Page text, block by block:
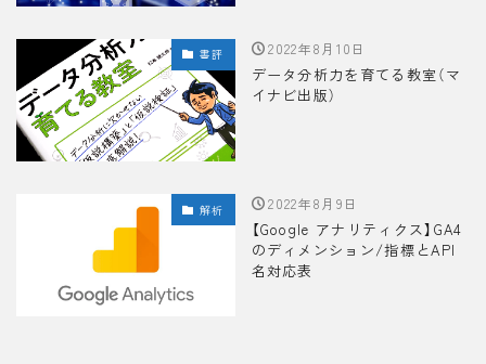
書評 2022年8月10日
データ分析力を育てる教室（マ
イナビ出版）
解析 2022年8月9日
【Google アナリティクス】GA4
のディメンション/指標とAPI
名対応表